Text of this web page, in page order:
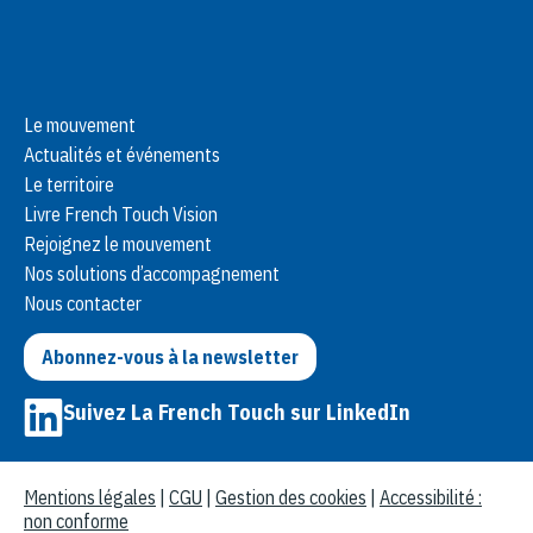
Le mouvement
Actualités et événements
Le territoire
Livre French Touch Vision
Rejoignez le mouvement
Nos solutions d’accompagnement
Nous contacter
Abonnez-vous à la newsletter
Suivez La French Touch sur LinkedIn
Mentions légales CGU Gestion des cookies Accessibilité :
non conforme